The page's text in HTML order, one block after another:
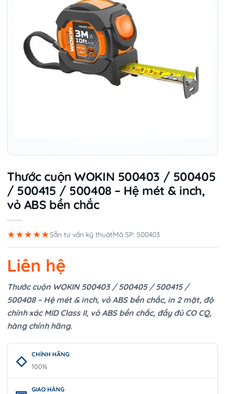
Thước cuộn WOKIN 500403 / 500405
/ 500415 / 500408 – Hệ mét & inch,
vỏ ABS bền chắc
★★★★★Sẵn tư vấn kỹ thuậtMã SP: 500403
Liên hệ
Thước cuộn WOKIN 500403 / 500405 / 500415 /
500408 – Hệ mét & inch, vỏ ABS bền chắc, in 2 mặt, độ
chính xác MID Class II, vỏ ABS bền chắc, đầy đủ CO CQ,
hàng chính hãng.
CHÍNH HÃNG
100%
GIAO HÀNG